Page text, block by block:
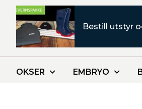
Bestill utstyr
OKSER EMBRYO